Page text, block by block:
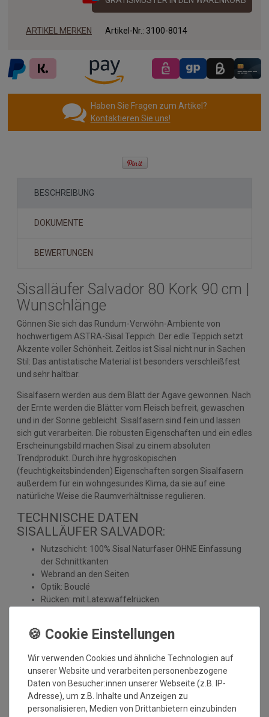
ARTIKEL MERKEN Artikel-Nr.: 3100-8014
Haben Sie Fragen zum Artikel?
Kontaktieren Sie uns!
BESCHREIBUNG
DOKUMENTE
BEWERTUNGEN
Sisalläufer Salvador 80 Kork 90 cm |
Wunschlänge
Gönnen Sie sich das Rundum-Verwöhn-Ambiente von
hochwertigem ASTRA-Sisal Teppich. Der edle Teppich setzt
Akzente voller Schönheit. Zeitlos ist Sisal nicht nur in Sachen
Stil: Das antistatische Material ist besonders verschleißfest
und sehr haltbar.
Sisalfasern werden aus dem Blatt der Agave gewonnen. Nach
der Ernte werden die Blätter vom Fleisch befreit, gewaschen
und in der Sonne gebleicht. Sisalfasern sind fein und lassen
sich gut verarbeiten. Die robusten Eigenschaften und ein edles
Erscheinungsbild machen Sisal zu einem absoluten
Trendprodukt. Durch ihre hygroskopischen
(feuchtigkeitsbindenden) Eigenschaften sorgen Sisalfasern
außerdem für ein wohngesundes Klima, da sie auf eine
natürliche Weise die Raumverhältnisse regulieren.
TECHNISCHE DATEN
SISALLÄUFER SALVADOR:
Nutzschicht: 100% Sisal Naturfaser OHNE Einfassung
der Schnittkanten
Webrand an den Seiten
Optik: Bouclé
Rücken: mit Latexwaffelrücken
Gesamthöhe: ca. 6 mm
Antistatisch und Fußbodenheizung geeignet
umweltfreundlich
Brandklasse: Efl
Einsatzbereich: Wohnbereich
Pflegeleicht
Wir verwenden Cookies und ähnliche Technologien auf
unserer Website und verarbeiten personenbezogene
Daten von Besucher:innen unserer Webseite (z.B. IP-
Adresse), um z.B. Inhalte und Anzeigen zu
personalisieren, Medien von Drittanbietern einzubinden